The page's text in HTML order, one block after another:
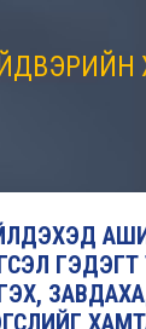
ГЭДЭГТ